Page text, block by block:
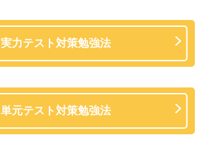
実力テスト対策勉強法
単元テスト対策勉強法